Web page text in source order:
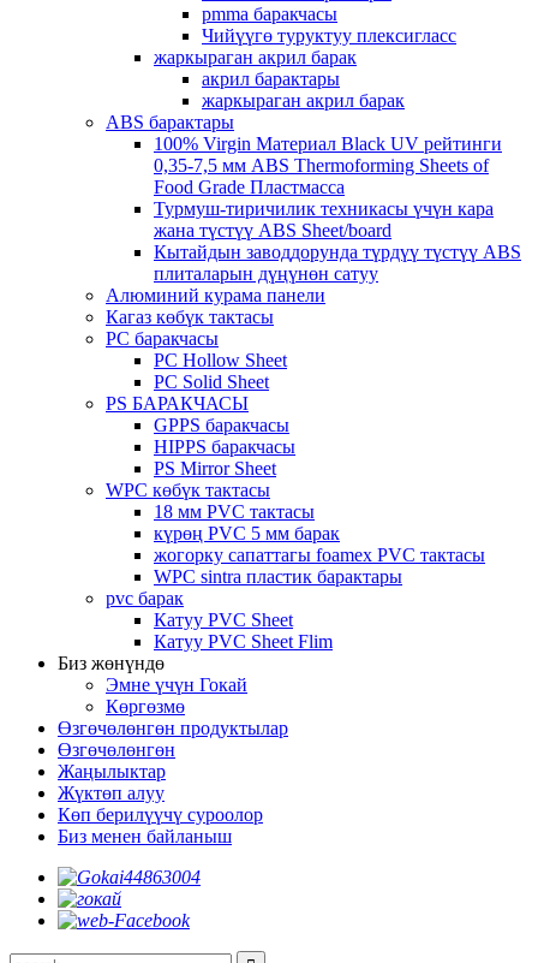
pmma баракчасы
Чийүүгө туруктуу плексигласс
жаркыраган акрил барак
акрил барактары
жаркыраган акрил барак
ABS барактары
100% Virgin Материал Black UV рейтинги
0,35-7,5 мм ABS Thermoforming Sheets of
Food Grade Пластмасса
Турмуш-тиричилик техникасы үчүн кара
жана түстүү ABS Sheet/board
Кытайдын заводдорунда түрдүү түстүү ABS
плиталарын дүңүнөн сатуу
Алюминий курама панели
Кагаз көбүк тактасы
PC баракчасы
PC Hollow Sheet
PC Solid Sheet
PS БАРАКЧАСЫ
GPPS баракчасы
HIPPS баракчасы
PS Mirror Sheet
WPC көбүк тактасы
18 мм PVC тактасы
күрөң PVC 5 мм барак
жогорку сапаттагы foamex PVC тактасы
WPC sintra пластик барактары
pvc барак
Катуу PVC Sheet
Катуу PVC Sheet Flim
Биз жөнүндө
Эмне үчүн Гокай
Көргөзмө
Өзгөчөлөнгөн продуктылар
Өзгөчөлөнгөн
Жаңылыктар
Жүктөп алуу
Көп берилүүчү суроолор
Биз менен байланыш